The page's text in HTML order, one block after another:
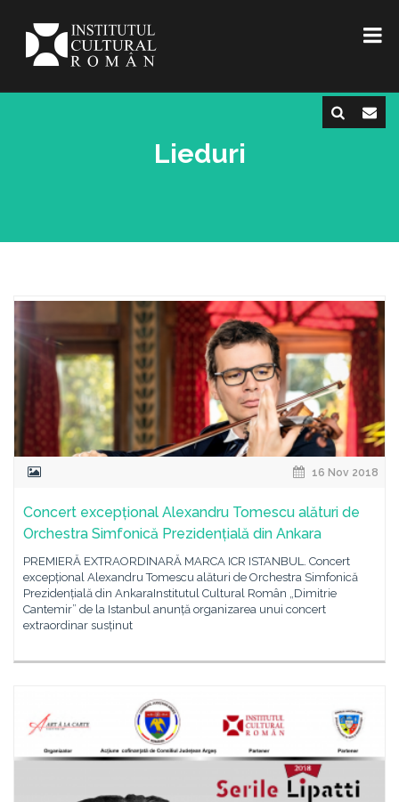
Lieduri
16 Nov 2018
Concert excepțional Alexandru Tomescu alături de
Orchestra Simfonică Prezidențială din Ankara
PREMIERĂ EXTRAORDINARĂ MARCA ICR ISTANBUL. Concert
excepțional Alexandru Tomescu alături de Orchestra Simfonică
Prezidențială din AnkaraInstitutul Cultural Român „Dimitrie
Cantemir” de la Istanbul anunță organizarea unui concert
extraordinar susținut